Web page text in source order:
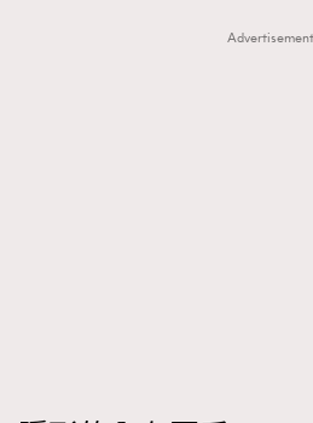
Advertisement